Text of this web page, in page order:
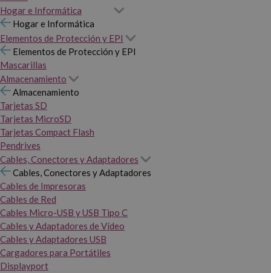
Hogar e Informática
Hogar e Informática
Elementos de Protección y EPI
Elementos de Protección y EPI
Mascarillas
Almacenamiento
Almacenamiento
Tarjetas SD
Tarjetas MicroSD
Tarjetas Compact Flash
Pendrives
Cables, Conectores y Adaptadores
Cables, Conectores y Adaptadores
Cables de Impresoras
Cables de Red
Cables Micro-USB y USB Tipo C
Cables y Adaptadores de Vídeo
Cables y Adaptadores USB
Cargadores para Portátiles
Displayport